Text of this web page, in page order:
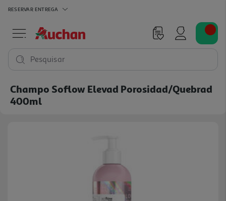
RESERVAR ENTREGA
Pesquisar
Champo Soflow Elevad Porosidad/quebrad
400ml